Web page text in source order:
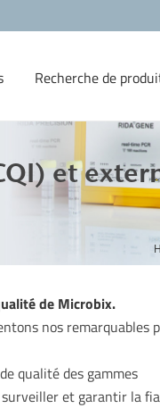
Recherche de
et
de Microbix.
nos remarquables
qualité des gammes
surveiller et garantir la